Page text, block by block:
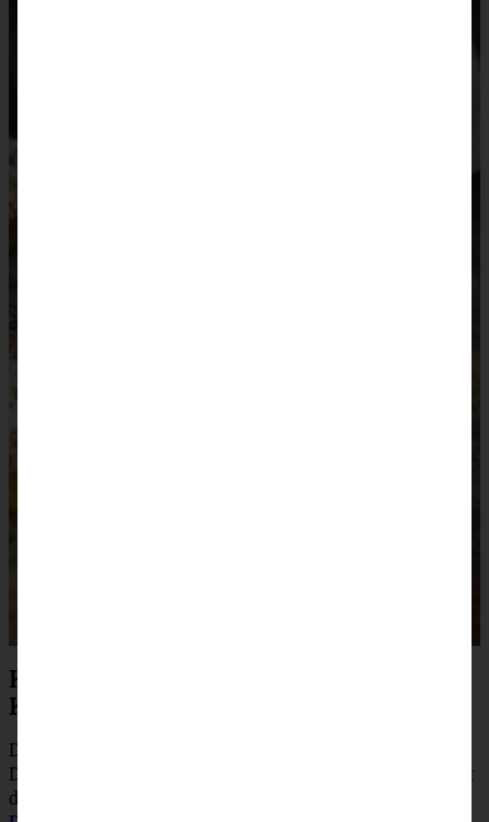
Kürbis-Cheesecake mit
Knusperstreuseln
Das ist einer meiner absoluten Favoriten mit Kürbis.
Dieser Cheesecake ist wirklich unglaublich lecker und mit
den knackigen Streuseln ein großartiger Herbstgenuss!